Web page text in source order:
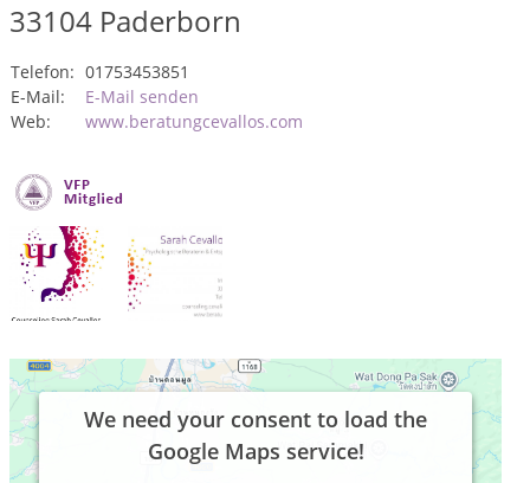
33104 Paderborn
Telefon: 01753453851
E-Mail:
E-Mail senden
Web:
www.beratungcevallos.com
We need your consent to load the
Google Maps service!